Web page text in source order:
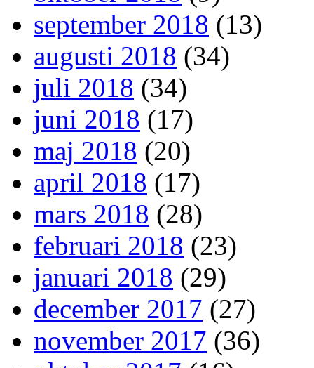
september 2018 (13)
augusti 2018 (34)
juli 2018 (34)
juni 2018 (17)
maj 2018 (20)
april 2018 (17)
mars 2018 (28)
februari 2018 (23)
januari 2018 (29)
december 2017 (27)
november 2017 (36)